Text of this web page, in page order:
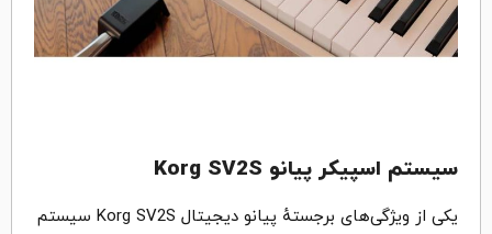
سیستم اسپیکر پیانو Korg SV2S
یکی از ویژگی‌های برجستهٔ پیانو دیجیتال Korg SV2S سیستم